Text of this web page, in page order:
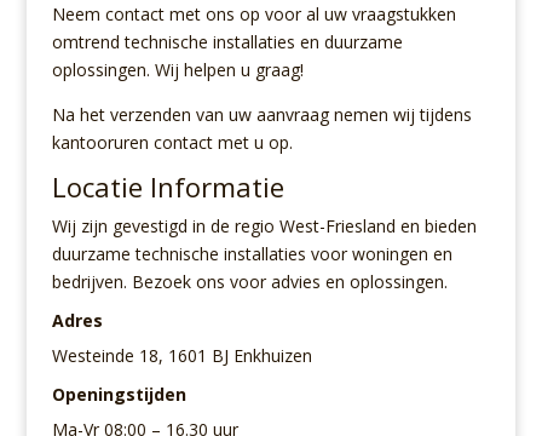
Neem contact met ons op voor al uw vraagstukken
omtrend technische installaties en duurzame
oplossingen. Wij helpen u graag!
Na het verzenden van uw aanvraag nemen wij tijdens
kantooruren contact met u op.
Locatie Informatie
Wij zijn gevestigd in de regio West-Friesland en bieden
duurzame technische installaties voor woningen en
bedrijven. Bezoek ons voor advies en oplossingen.
Adres
Westeinde 18, 1601 BJ Enkhuizen
Openingstijden
Ma-Vr 08:00 – 16.30 uur